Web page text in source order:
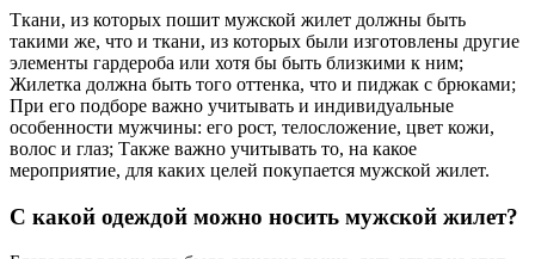
Ткани, из которых пошит мужской жилет должны быть
такими же, что и ткани, из которых были изготовлены другие
элементы гардероба или хотя бы быть близкими к ним;
Жилетка должна быть того оттенка, что и пиджак с брюками;
При его подборе важно учитывать и индивидуальные
особенности мужчины: его рост, телосложение, цвет кожи,
волос и глаз; Также важно учитывать то, на какое
мероприятие, для каких целей покупается мужской жилет.
С какой одеждой можно носить мужской жилет?